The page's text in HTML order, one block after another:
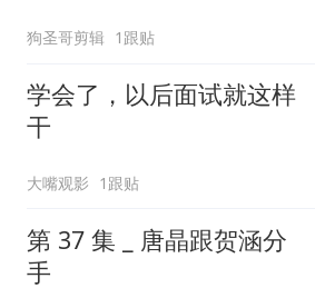
狗圣哥剪辑 1跟贴
学会了，以后面试就这样
干
大嘴观影 1跟贴
第 37 集 _ 唐晶跟贺涵分
手